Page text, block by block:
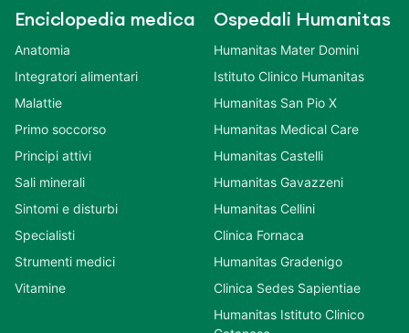
Enciclopedia medica
Anatomia
Integratori alimentari
Malattie
Primo soccorso
Principi attivi
Sali minerali
Sintomi e disturbi
Specialisti
Strumenti medici
Vitamine
Ospedali Humanitas
Humanitas Mater Domini
Istituto Clinico Humanitas
Humanitas San Pio X
Humanitas Medical Care
Humanitas Castelli
Humanitas Gavazzeni
Humanitas Cellini
Clinica Fornaca
Humanitas Gradenigo
Clinica Sedes Sapientiae
Humanitas Istituto Clinico